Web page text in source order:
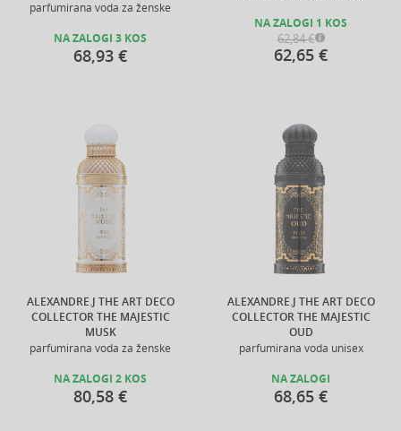
parfumirana voda za ženske
NA ZALOGI 3 KOS
68,93 €
NA ZALOGI 1 KOS
62,84 €
62,65 €
ALEXANDRE.J THE ART DECO
COLLECTOR THE MAJESTIC
MUSK
parfumirana voda za ženske
NA ZALOGI 2 KOS
80,58 €
ALEXANDRE.J THE ART DECO
COLLECTOR THE MAJESTIC
OUD
parfumirana voda unisex
NA ZALOGI
68,65 €